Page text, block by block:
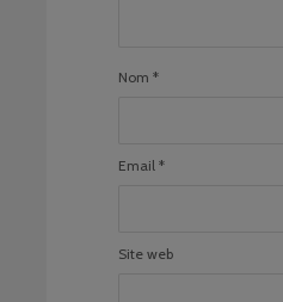
Nom *
Email *
Site web